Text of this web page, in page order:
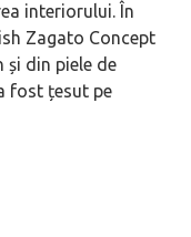
interiorului. În
Zagato Concept
și din piele de
fost țesut pe